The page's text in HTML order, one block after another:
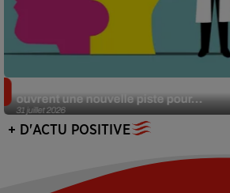
31 juillet 2026
ouvrent une nouvelle piste pour...
+ D'ACTU POSITIVE